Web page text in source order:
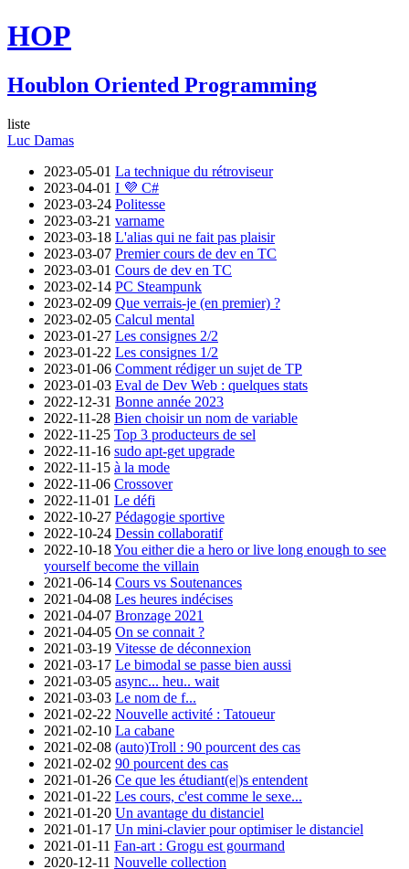
HOP
Houblon Oriented Programming
liste
Luc Damas
2023-05-01 La technique du rétroviseur
2023-04-01 I 💜 C#
2023-03-24 Politesse
2023-03-21 varname
2023-03-18 L'alias qui ne fait pas plaisir
2023-03-07 Premier cours de dev en TC
2023-03-01 Cours de dev en TC
2023-02-14 PC Steampunk
2023-02-09 Que verrais-je (en premier) ?
2023-02-05 Calcul mental
2023-01-27 Les consignes 2/2
2023-01-22 Les consignes 1/2
2023-01-06 Comment rédiger un sujet de TP
2023-01-03 Eval de Dev Web : quelques stats
2022-12-31 Bonne année 2023
2022-11-28 Bien choisir un nom de variable
2022-11-25 Top 3 producteurs de sel
2022-11-16 sudo apt-get upgrade
2022-11-15 à la mode
2022-11-06 Crossover
2022-11-01 Le défi
2022-10-27 Pédagogie sportive
2022-10-24 Dessin collaboratif
2022-10-18You either die a hero or live long enough to see
yourself become the villain
2021-06-14 Cours vs Soutenances
2021-04-08 Les heures indécises
2021-04-07 Bronzage 2021
2021-04-05 On se connait ?
2021-03-19 Vitesse de déconnexion
2021-03-17 Le bimodal se passe bien aussi
2021-03-05 async... heu.. wait
2021-03-03 Le nom de f...
2021-02-22 Nouvelle activité : Tatoueur
2021-02-10 La cabane
2021-02-08 (auto)Troll : 90 pourcent des cas
2021-02-02 90 pourcent des cas
2021-01-26 Ce que les étudiant(e|)s entendent
2021-01-22 Les cours, c'est comme le sexe...
2021-01-20 Un avantage du distanciel
2021-01-17 Un mini-clavier pour optimiser le distanciel
2021-01-11 Fan-art : Grogu est gourmand
2020-12-11 Nouvelle collection